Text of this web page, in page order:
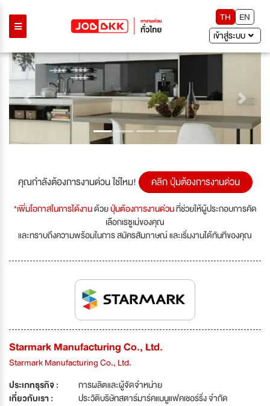
TH
EN
เข้าสู่ระบบ
Previous Next
คุณกำลังต้องการงานด่วน ใช่ไหม! คลิก ปุ่มต้องการงานด่วน
*เพิ่มโอกาสในการได้งานด้วยปุ่มต้องการงานด่วนที่ช่วยให้ผู้ประกอบการคัด
เลือกเรซูเม่ของคุณ
และทราบถึงความพร้อมในการ สมัครสัมภาษณ์ และเริ่มงานได้ทันทีของคุณ
Starmark Manufacturing Co., Ltd.
Starmark Manufacturing Co., Ltd.
ประเภทธุรกิจ :
การผลิตและผู้จัดจำหน่าย
เกี่ยวกับเรา :
ประวัติบริษัทสตาร์มาร์คแมนูแฟคเชอร์ริ่ง จำกัด